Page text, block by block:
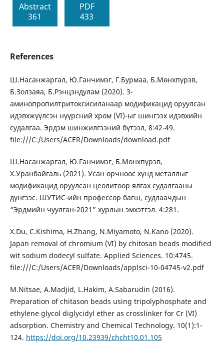
Abstract
361
PDF
433
References
Ш.Насанжаргал, Ю.Ганчимэг, Г.Бурмаа, Б.Мөнхпүрэв,
Б.Золзаяа, Б.Рэнцэндулам (2020). 3-
аминопропилтритоксисиланаар модификацид оруулсан
идэвхжүүлсэн нүүрсний хром (VI)-ыг шингээх идэвхийн
судалгаа. Эрдэм шинжилгээний бүтээл, 8:42-49.
file:///C:/Users/ACER/Downloads/download.pdf
Ш.Насанжаргал, Ю.Ганчимэг, Б.Мөнхпүрэв,
Х.Уранбайгаль (2021). Усан орчноос хүнд металлыг
модификацид оруулсан цеолитоор ялгах судалгааны
дүнгээс. ШУТИС-ийн профессор багш, судлаачдын
“Эрдмийн чуулган-2021” хурлын эмхэтгэл. 4:281.
X.Du, C.Kishima, H.Zhang, N.Miyamoto, N.Kano (2020).
Japan removal of chromium (VI) by chitosan beads modified
wit sodium dodecyl sulfate. Applied Sciences. 10:4745.
file:///C:/Users/ACER/Downloads/applsci-10-04745-v2.pdf
M.Nitsae, A.Madjid, L.Hakim, A.Sabarudin (2016).
Preparation of chitason beads using tripolyphosphate and
ethylene glycol diglycidyl ether as crosslinker for Cr (VI)
adsorption. Chemistry and Chemical Technology. 10(1):1-
124. https://doi.org/10.23939/chcht10.01.105